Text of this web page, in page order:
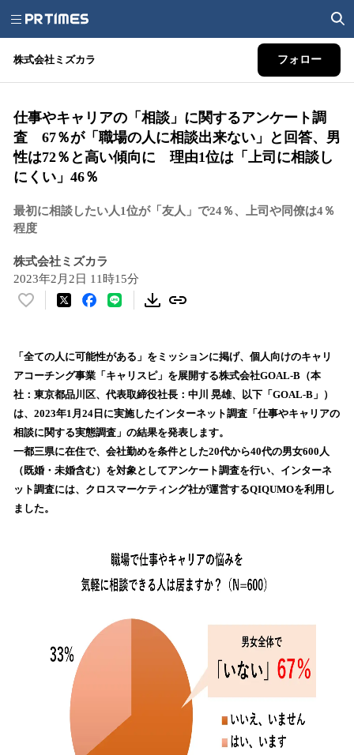
株式会社ミズカラ フォロー
仕事やキャリアの「相談」に関するアンケート調
査 67％が「職場の人に相談出来ない」と回答、男
性は72％と高い傾向に 理由1位は「上司に相談し
にくい」46％
最初に相談したい人1位が「友人」で24％、上司や同僚は4％
程度
株式会社ミズカラ
2023年2月2日 11時15分
い
！
数
を
読
込
み
中
で
す
「全ての人に可能性がある」をミッションに掲げ、個人向けのキャリ
アコーチング事業「キャリスピ」を展開する株式会社GOAL-B（本
社：東京都品川区、代表取締役社長：中川 晃雄、以下「GOAL-B」）
は、2023年1月24日に実施したインターネット調査「仕事やキャリアの
相談に関する実態調査」の結果を発表します。
一都三県に在住で、会社勤めを条件とした20代から40代の男女600人
（既婚・未婚含む）を対象としてアンケート調査を行い、インターネ
ット調査には、クロスマーケティング社が運営するQIQUMOを利用し
ました。